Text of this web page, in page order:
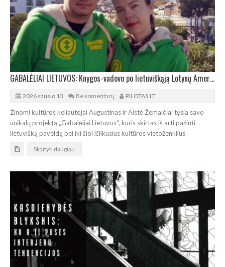
GABALĖLIAI LIETUVOS: Knygos-vadovo po lietuviškąją Lotynų Ameriką pristatymas
2026 sausio 13 Be komentarų PILOTAS.LT
Žinomi kultūros keliautojai Augustinas ir Aistė Žemaičiai tęsia savo
unikalų projektą „Gabalėliai Lietuvos“, kuris skirtas iš arti pažinti
lietuvišką paveldą bei iki šiol išlikusius kultūros vietoženklius
Skaityti daugiau